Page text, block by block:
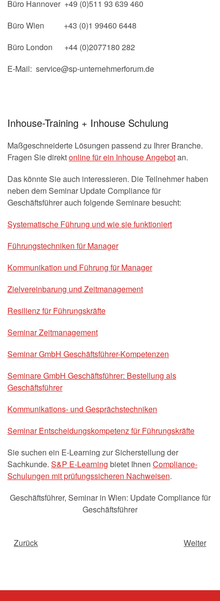
Büro Hannover +49 (0)511 93 639 460
Büro Wien +43 (0)1 99460 6448
Büro London +44 (0)2077180 282
E-Mail: service@sp-unternehmerforum.de
Inhouse-Training + Inhouse Schulung
Maßgeschneiderte Lösungen passend zu Ihrer Branche.
Fragen Sie direktonline für ein Inhouse Angebotan.
Das könnte Sie auch interessieren. Die Teilnehmer haben
neben dem Seminar Update Compliance für
Geschäftsführer auch folgende Seminare besucht:
Systematische Führung und wie sie funktioniert
Führungstechniken für Manager
Kommunikation und Führung für Manager
Zielvereinbarung und Zeitmanagement
Resilienz für Führungskräfte
Seminar Zeitmanagement
Seminar GmbH Geschäftsführer-Kompetenzen
Seminare GmbH Geschäftsführer: Bestellung als
Geschäftsführer
Kommunikations- und Gesprächstechniken
Seminar Entscheidungskompetenz für Führungskräfte
Sie suchen ein E-Learning zur Sicherstellung der
Sachkunde. S&P E-Learning bietet Ihnen Compliance-
Schulungen mit prüfungssicheren Nachweisen.
Geschäftsführer, Seminar in Wien: Update Compliance für
Geschäftsführer
Zurück Weiter